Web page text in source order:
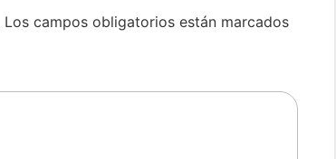
Los campos obligatorios están marcados